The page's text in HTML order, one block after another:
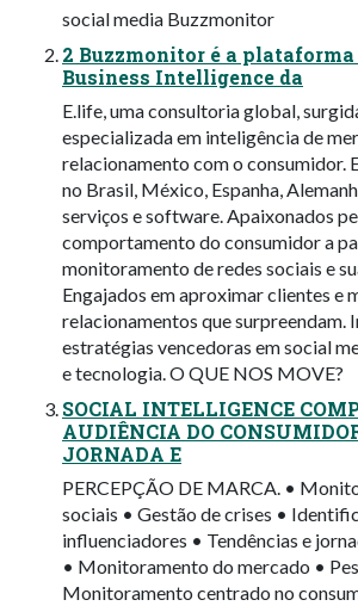
social media Buzzmonitor
2 Buzzmonitor é a plataforma
Business Intelligence da
E.life, uma consultoria global,
especializada em inteligência de
relacionamento com o consumidor.
no Brasil, México, Espanha,
serviços e software. Apaixonados
comportamento do consumidor a
monitoramento de redes sociais e
Engajados em aproximar clientes e
relacionamentos que surpreendam.
estratégias vencedoras em social
e tecnologia. O QUE NOS MOVE?
SOCIAL INTELLIGENCE
AUDIÊNCIA DO
JORNADA E
PERCEPÇÃO DE MARCA. •
sociais • Gestão de crises •
influenciadores • Tendências e
• Monitoramento do mercado •
Monitoramento centrado no